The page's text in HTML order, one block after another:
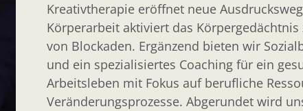
Kreativtherapie eröffnet neue
Körperarbeit aktiviert das Körpergedächtnis
von Blockaden. Ergänzend bieten wir
und ein spezialisiertes Coaching für ein
Arbeitsleben mit Fokus auf berufliche
Veränderungsprozesse. Abgerundet wird